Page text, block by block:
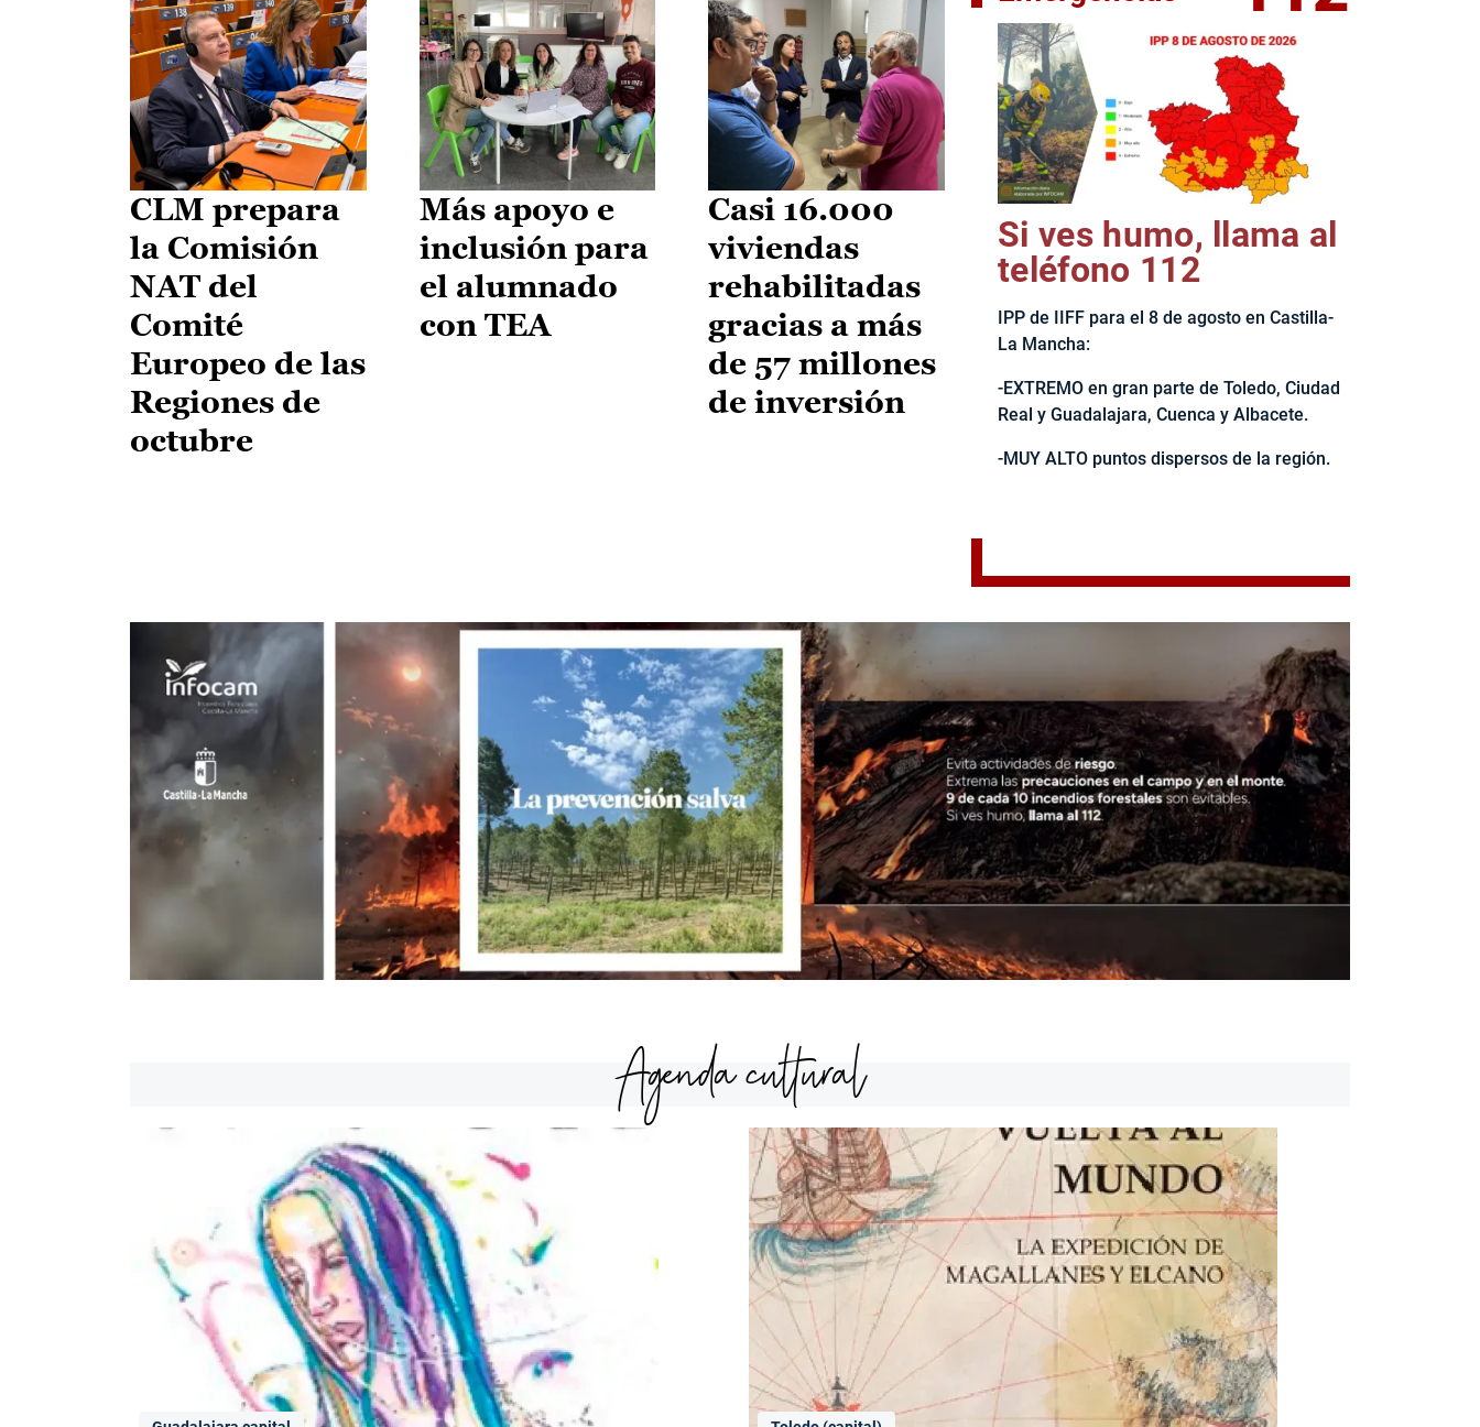
II Vuelta Ciclista CLM LEADER
CLM prepara
la Comisión
NAT del
Comité
Europeo de las
Regiones de
octubre
Más apoyo e
inclusión para
el alumnado
con TEA
Casi 16.000
viviendas
rehabilitadas
gracias a más
de 57 millones
de inversión
Si ves humo, llama al
teléfono 112
IPP de IIFF para el 8 de agosto en Castilla-
La Mancha:
-EXTREMO en gran parte de Toledo, Ciudad
Real y Guadalajara, Cuenca y Albacete.
-MUY ALTO puntos dispersos de la región.
Agenda cultural